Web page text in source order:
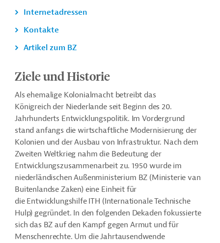
Internetadressen
Kontakte
Artikel zum BZ
Ziele und Historie
Als ehemalige Kolonialmacht betreibt das
Königreich der Niederlande seit Beginn des 20.
Jahrhunderts Entwicklungspolitik. Im Vordergrund
stand anfangs die wirtschaftliche Modernisierung der
Kolonien und der Ausbau von Infrastruktur. Nach dem
Zweiten Weltkrieg nahm die Bedeutung der
Entwicklungszusammenarbeit zu. 1950 wurde im
niederländischen Außenministerium BZ (Ministerie van
Buitenlandse Zaken) eine Einheit für
die Entwicklungshilfe ITH (Internationale Technische
Hulp) gegründet. In den folgenden Dekaden fokussierte
sich das BZ auf den Kampf gegen Armut und für
Menschenrechte. Um die Jahrtausendwende